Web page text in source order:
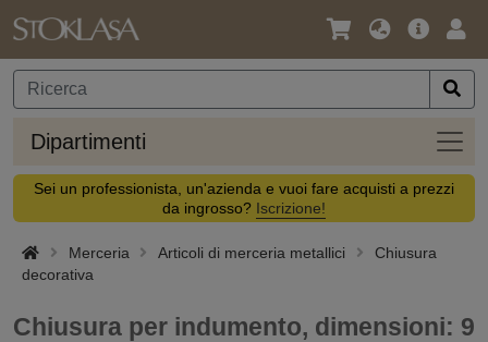
Lingua
Valuta
Offerta
Dipartimenti
Sei un professionista, un'azienda e vuoi fare acquisti a prezzi
da ingrosso? Iscrizione!
Merceria Articoli di merceria metallici
Chiusura
decorativa
Chiusura per indumento, dimensioni: 9